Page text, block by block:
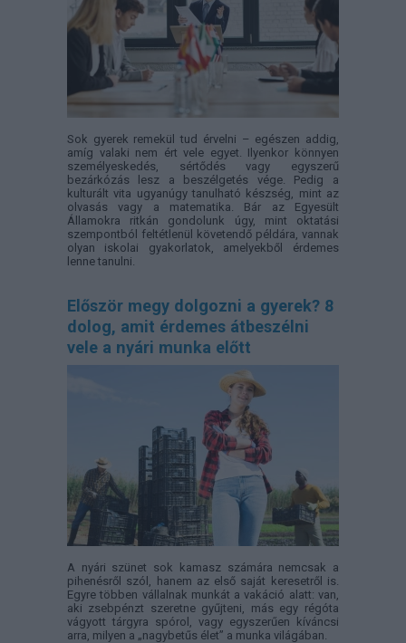
Sok gyerek remekül tud érvelni – egészen addig,
amíg valaki nem ért vele egyet. Ilyenkor könnyen
személyeskedés, sértődés vagy egyszerű
bezárkózás lesz a beszélgetés vége. Pedig a
kulturált vita ugyanúgy tanulható készség, mint az
olvasás vagy a matematika. Bár az Egyesült
Államokra ritkán gondolunk úgy, mint oktatási
szempontból feltétlenül követendő példára, vannak
olyan iskolai gyakorlatok, amelyekből érdemes
lenne tanulni.
Először megy dolgozni a gyerek? 8
dolog, amit érdemes átbeszélni
vele a nyári munka előtt
A nyári szünet sok kamasz számára nemcsak a
pihenésről szól, hanem az első saját keresetről is.
Egyre többen vállalnak munkát a vakáció alatt: van,
aki zsebpénzt szeretne gyűjteni, más egy régóta
vágyott tárgyra spórol, vagy egyszerűen kíváncsi
arra, milyen a „nagybetűs élet” a munka világában.